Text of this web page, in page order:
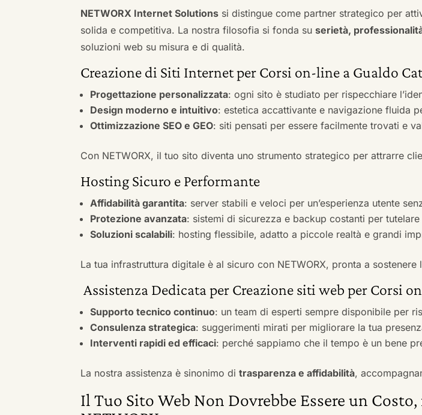
NETWORX Internet Solutions si distingue come partner strategico per
solida e competitiva. La nostra filosofia si fonda suserietà,
soluzioni web su misura e di qualità.
Creazione di Siti Internet per Corsi on-line a Gualdo
Progettazione personalizzata: ogni sito è studiato per rispecchiare
Design moderno e intuitivo: estetica accattivante e navigazione fluida
Ottimizzazione SEO e GEO: siti pensati per essere facilmente trovati e
Con NETWORX, il tuo sito diventa uno strumento strategico per attrarre
Hosting Sicuro e Performante
Affidabilità garantita: server stabili e veloci per un’esperienza utente
Protezione avanzata: sistemi di sicurezza e backup costanti per
Soluzioni scalabili: hosting flessibile, adatto a piccole realtà e grandi
La tua infrastruttura digitale è al sicuro con NETWORX, pronta a
Assistenza Dedicata per Creazione siti web per Corsi
Supporto tecnico continuo: un team di esperti sempre disponibile per
Consulenza strategica: suggerimenti mirati per migliorare la tua
Interventi rapidi ed efficaci: perché sappiamo che il tempo è un bene
La nostra assistenza è sinonimo ditrasparenza e affidabilità,
Il Tuo Sito Web Non Dovrebbe Essere un